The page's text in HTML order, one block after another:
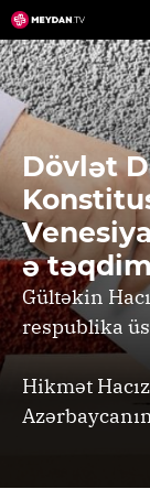
Skip
to
content
Dövlət
ə
Gültəkin
respublika
Hikmət